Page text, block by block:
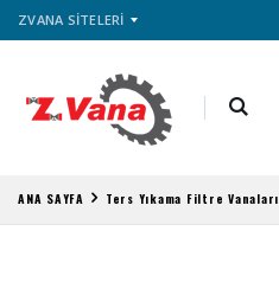
ZVANA SİTELERİ
ANA SAYFA Ters Yıkama Filtre Vanaları